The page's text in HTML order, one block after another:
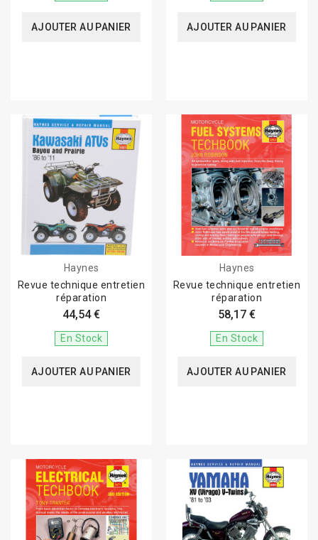
AJOUTER AU PANIER AJOUTER AU PANIER
Haynes
Revue technique entretien
réparation
44,54 €
En Stock
AJOUTER AU PANIER
Haynes
Revue technique entretien
réparation
58,17 €
En Stock
AJOUTER AU PANIER